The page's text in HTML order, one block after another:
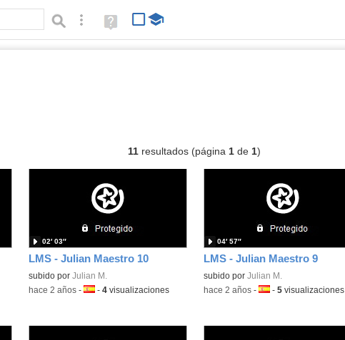
Búsqueda avanzada
Ayuda
(en
11 resultados (página 1 de 1)
LMS - Julian Maestro 10
subido por Julian M.
02′ 03″
-hace 2 años- Idioma:
- 4visualizaciones
LMS - Julian Maestro 9
subido por Julian M.
04′ 57″
-hace 2 años- Idioma:
- 5visualizaciones